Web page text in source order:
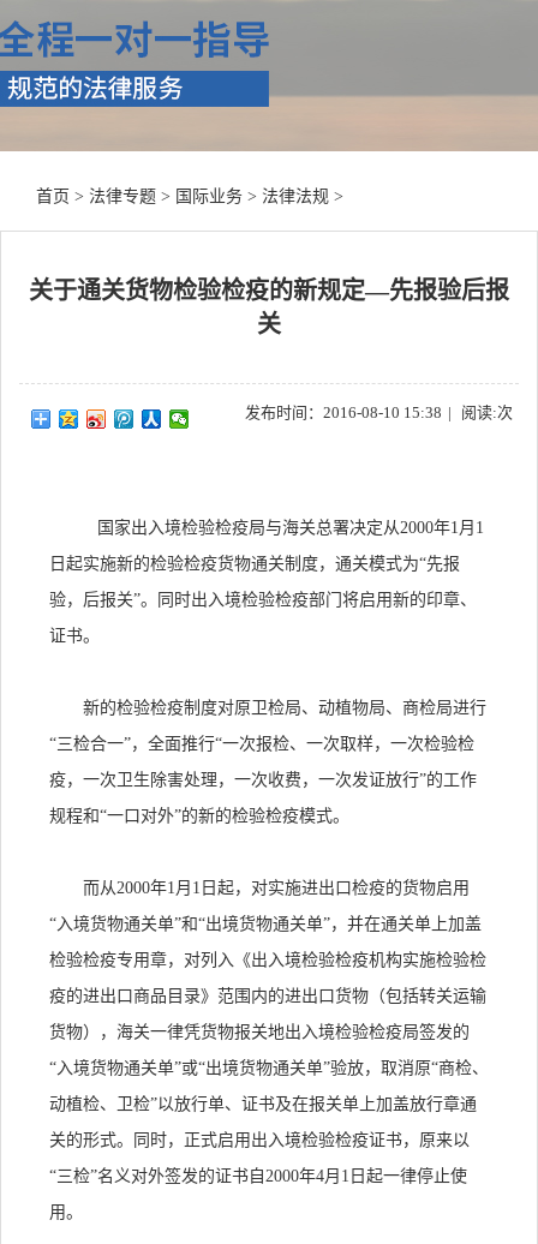
首页 > 法律专题 > 国际业务 > 法律法规 >
关于通关货物检验检疫的新规定―先报验后报
关
发布时间：2016-08-10 15:38 | 阅读:次
国家出入境检验检疫局与海关总署决定从2000年1月1
日起实施新的检验检疫货物通关制度，通关模式为“先报
验，后报关”。同时出入境检验检疫部门将启用新的印章、
证书。
新的检验检疫制度对原卫检局、动植物局、商检局进行
“三检合一”，全面推行“一次报检、一次取样，一次检验检
疫，一次卫生除害处理，一次收费，一次发证放行”的工作
规程和“一口对外”的新的检验检疫模式。
而从2000年1月1日起，对实施进出口检疫的货物启用
“入境货物通关单”和“出境货物通关单”，并在通关单上加盖
检验检疫专用章，对列入《出入境检验检疫机构实施检验检
疫的进出口商品目录》范围内的进出口货物（包括转关运输
货物），海关一律凭货物报关地出入境检验检疫局签发的
“入境货物通关单”或“出境货物通关单”验放，取消原“商检、
动植检、卫检”以放行单、证书及在报关单上加盖放行章通
关的形式。同时，正式启用出入境检验检疫证书，原来以
“三检”名义对外签发的证书自2000年4月1日起一律停止使
用。